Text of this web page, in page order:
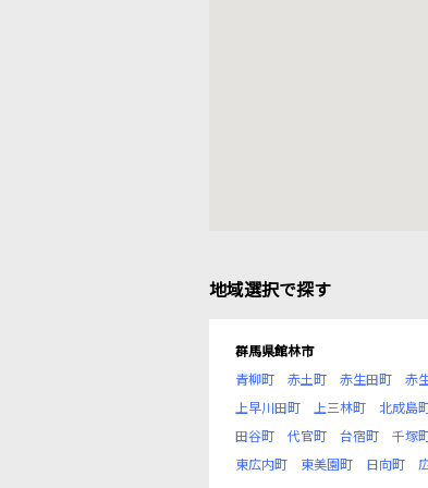
地域選択で探す
群馬県館林市
青柳町
赤土町 赤生田町 赤
上早川田町
上三林町 北成島
田谷町
代官町 台宿町 千塚
東広内町
東美園町 日向町